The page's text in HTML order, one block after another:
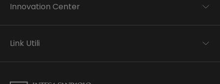
Innovation Center
Applied research
Business transformation
Link Utili